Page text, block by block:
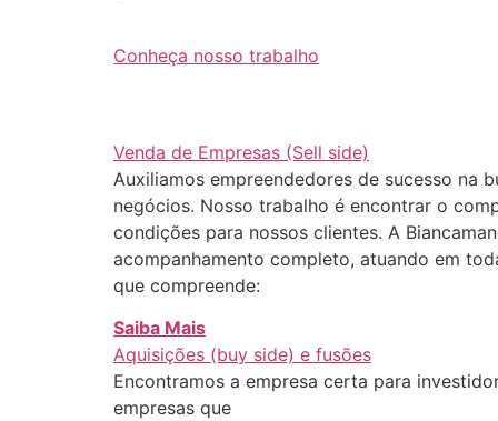
Conheça nosso trabalho
Venda de Empresas (Sell side)
Auxiliamos empreendedores de sucesso na
negócios. Nosso trabalho é encontrar o
condições para nossos clientes. A
acompanhamento completo, atuando em
que compreende:
Saiba Mais
Aquisições (buy side) e fusões
Encontramos a empresa certa para
empresas que